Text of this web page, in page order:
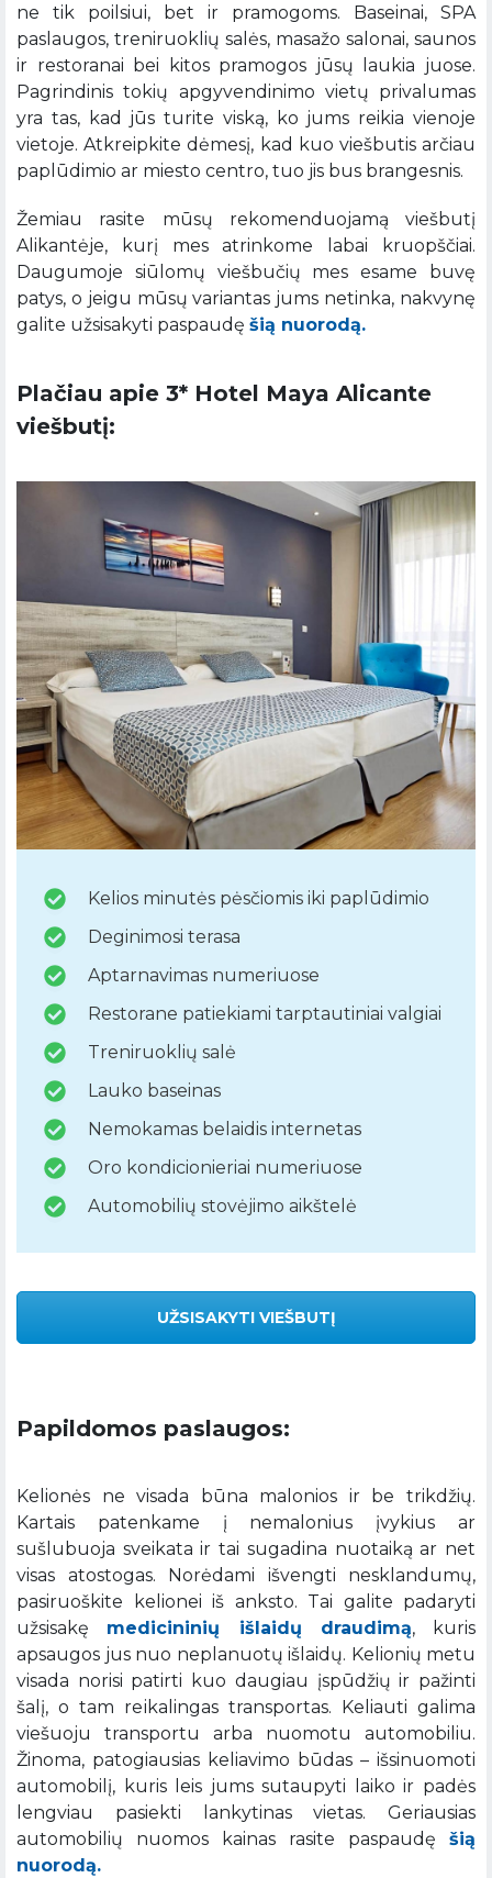
ne tik poilsiui, bet ir pramogoms. Baseinai, SPA
paslaugos, treniruoklių salės, masažo salonai, saunos
ir restoranai bei kitos pramogos jūsų laukia juose.
Pagrindinis tokių apgyvendinimo vietų privalumas
yra tas, kad jūs turite viską, ko jums reikia vienoje
vietoje. Atkreipkite dėmesį, kad kuo viešbutis arčiau
paplūdimio ar miesto centro, tuo jis bus brangesnis.
Žemiau rasite mūsų rekomenduojamą viešbutį
Alikantėje, kurį mes atrinkome labai kruopščiai.
Daugumoje siūlomų viešbučių mes esame buvę
patys, o jeigu mūsų variantas jums netinka, nakvynę
galite užsisakyti paspaudę šią nuorodą.
Plačiau apie 3* Hotel Maya Alicante
viešbutį:
Kelios minutės pėsčiomis iki paplūdimio
Deginimosi terasa
Aptarnavimas numeriuose
Restorane patiekiami tarptautiniai valgiai
Treniruoklių salė
Lauko baseinas
Nemokamas belaidis internetas
Oro kondicionieriai numeriuose
Automobilių stovėjimo aikštelė
UŽSISAKYTI VIEŠBUTĮ
Papildomos paslaugos:
Kelionės ne visada būna malonios ir be trikdžių.
Kartais patenkame į nemalonius įvykius ar
sušlubuoja sveikata ir tai sugadina nuotaiką ar net
visas atostogas. Norėdami išvengti nesklandumų,
pasiruoškite kelionei iš anksto. Tai galite padaryti
užsisakę medicininių išlaidų draudimą, kuris
apsaugos jus nuo neplanuotų išlaidų. Kelionių metu
visada norisi patirti kuo daugiau įspūdžių ir pažinti
šalį, o tam reikalingas transportas. Keliauti galima
viešuoju transportu arba nuomotu automobiliu.
Žinoma, patogiausias keliavimo būdas – išsinuomoti
automobilį, kuris leis jums sutaupyti laiko ir padės
lengviau pasiekti lankytinas vietas. Geriausias
automobilių nuomos kainas rasite paspaudę šią
nuorodą.